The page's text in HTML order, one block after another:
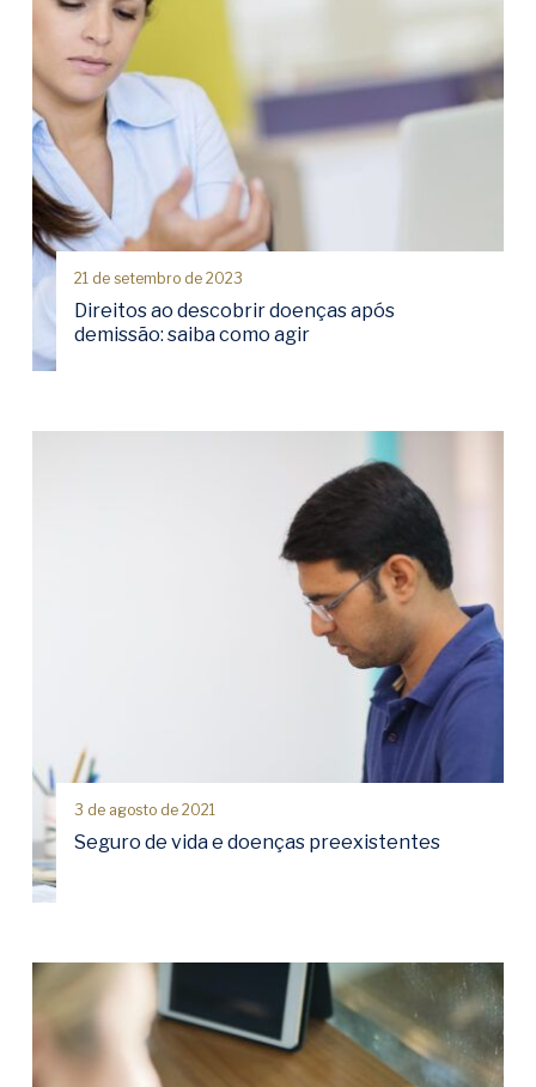
21 de setembro de 2023
Direitos ao descobrir doenças após
demissão: saiba como agir
3 de agosto de 2021
Seguro de vida e doenças preexistentes